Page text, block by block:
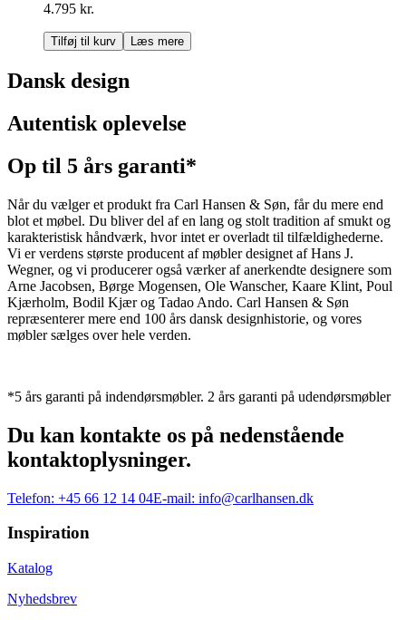
4.795 kr.
Tilføj til kurv Læs mere
Dansk design
Autentisk oplevelse
Op til 5 års garanti*
Når du vælger et produkt fra Carl Hansen & Søn, får du mere end
blot et møbel. Du bliver del af en lang og stolt tradition af smukt og
karakteristisk håndværk, hvor intet er overladt til tilfældighederne.
Vi er verdens største producent af møbler designet af Hans J.
Wegner, og vi producerer også værker af anerkendte designere som
Arne Jacobsen, Børge Mogensen, Ole Wanscher, Kaare Klint, Poul
Kjærholm, Bodil Kjær og Tadao Ando. Carl Hansen & Søn
repræsenterer mere end 100 års dansk designhistorie, og vores
møbler sælges over hele verden.
*5 års garanti på indendørsmøbler. 2 års garanti på udendørsmøbler
Du kan kontakte os på nedenstående
kontaktoplysninger.
Telefon: +45 66 12 14 04E-mail: info@carlhansen.dk
Inspiration
Katalog
Nyhedsbrev